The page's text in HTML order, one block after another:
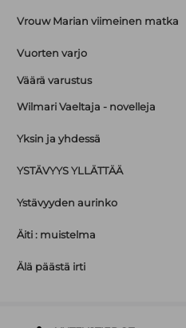
Vrouw Marian viimeinen matka
Vuorten varjo
Väärä varustus
Wilmari Vaeltaja - novelleja
Yksin ja yhdessä
YSTÄVYYS YLLÄTTÄÄ
Ystävyyden aurinko
Äiti : muistelma
Älä päästä irti